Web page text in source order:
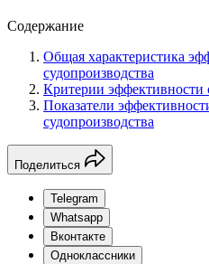
Содержание
Общая характеристика
судопроизводства
Критерии эффективности
Показатели
судопроизводства
Поделиться
Telegram
Whatsapp
Вконтакте
Одноклассники